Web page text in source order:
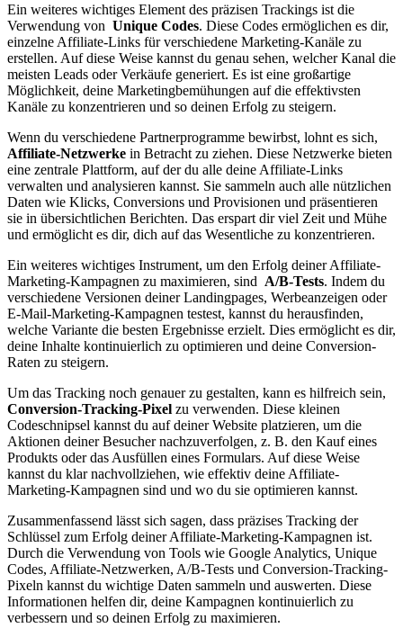
Ein ​weiteres wichtiges‌ Element des präzisen ⁣Trackings‍ ist die
‌Verwendung​ von ​ Unique Codes. Diese⁢ Codes ermöglichen es dir,
einzelne⁢ Affiliate-Links ​für ⁣verschiedene Marketing-Kanäle zu
erstellen. Auf ​diese ‍Weise ‌kannst du genau ⁣sehen, welcher Kanal die⁣
meisten ⁢Leads⁤ oder Verkäufe generiert. ⁤Es ​ist eine großartige
Möglichkeit, ​deine Marketingbemühungen auf die effektivsten
Kanäle zu ‌konzentrieren und ⁢so deinen ‍Erfolg zu steigern.
Wenn du verschiedene ‍Partnerprogramme ​bewirbst, lohnt es sich,
Affiliate-Netzwerke in⁤ Betracht zu‍ ziehen. Diese Netzwerke⁣ bieten
eine ⁢zentrale Plattform,⁢ auf der du alle deine Affiliate-Links
verwalten ⁣und‌ analysieren kannst. Sie‍ sammeln auch alle nützlichen
Daten wie Klicks, Conversions und Provisionen und ⁢präsentieren⁤
sie in übersichtlichen Berichten. ​Das ​erspart dir ⁣viel ‌Zeit und Mühe
⁤und ermöglicht⁢ es dir, dich auf das Wesentliche⁢ zu⁤ konzentrieren.
Ein weiteres wichtiges Instrument, um‌ den⁤ Erfolg deiner Affiliate-
Marketing-Kampagnen⁤ zu‍ maximieren, sind ⁣ A/B-Tests. Indem⁢ du
verschiedene Versionen deiner‌ Landingpages, ⁤Werbeanzeigen oder⁢
E-Mail-Marketing-Kampagnen testest,⁤ kannst du herausfinden,
welche ⁢Variante die​ besten Ergebnisse erzielt. Dies ermöglicht ⁢es ‍dir,
deine​ Inhalte kontinuierlich zu ‍optimieren und deine⁤ Conversion-
Raten‍ zu steigern.
Um das Tracking​ noch genauer‍ zu gestalten, kann es hilfreich ⁤sein,
Conversion-Tracking-Pixel zu ‌verwenden. Diese kleinen
Codeschnipsel kannst du auf deiner⁢ Website platzieren, um ⁤die
⁤Aktionen deiner Besucher nachzuverfolgen, z. B. den Kauf⁣ eines
Produkts oder das​ Ausfüllen eines⁣ Formulars. Auf ‍diese‌ Weise
kannst du ‍klar nachvollziehen, wie⁣ effektiv deine ‌Affiliate-
Marketing-Kampagnen sind‍ und wo‌ du sie optimieren kannst.
Zusammenfassend lässt ‍sich sagen, dass⁢ präzises⁤ Tracking der
Schlüssel zum Erfolg deiner Affiliate-Marketing-Kampagnen ⁢ist.
Durch die‌ Verwendung von Tools wie Google Analytics,⁢ Unique
⁢Codes, Affiliate-Netzwerken, A/B-Tests⁤ und Conversion-Tracking-
Pixeln kannst ⁣du wichtige Daten sammeln⁤ und auswerten. ⁢Diese
Informationen ⁤helfen dir,⁣ deine Kampagnen kontinuierlich zu
⁢verbessern und so deinen Erfolg zu‍ maximieren.